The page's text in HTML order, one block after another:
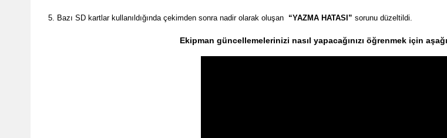
5. Bazı SD kartlar kullanıldığında çekimden sonra nadir olarak oluşan “YAZMA HATASI” sorunu düzeltildi.
Ekipman güncellemelerinizi nasıl yapacağınızı öğrenmek için